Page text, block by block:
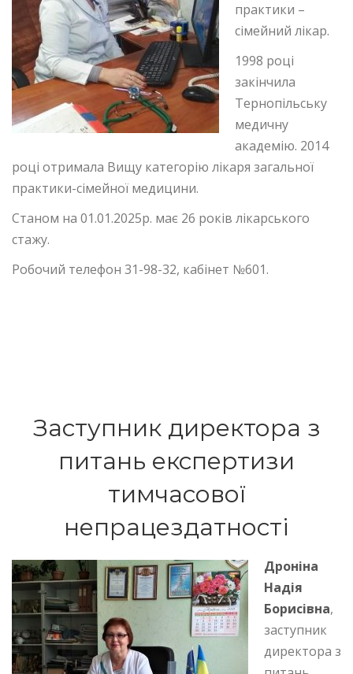
практики –
сімейний лікар.
1998 році
закінчила
Тернопільську
медичну
академію. 2014
році отримала Вищу категорію лікаря загальної
практики-сімейної медицини.
Станом на 01.01.2025р. має 26 років лікарського
стажу.
Робочий телефон 31-98-32, кабінет №601.
Заступник директора з
питань експертизи
тимчасової
непрацездатності
Дроніна
Надія
Борисівна,
заступник
директора з